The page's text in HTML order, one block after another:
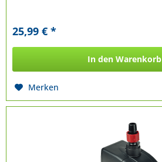
25,99 € *
In den Warenkorb
Merken